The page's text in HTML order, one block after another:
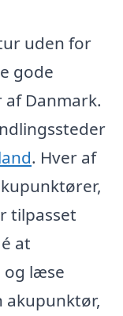
uden for
gode
Danmark.
. Hver af
tilpasset
at
og læse
akupunktør,